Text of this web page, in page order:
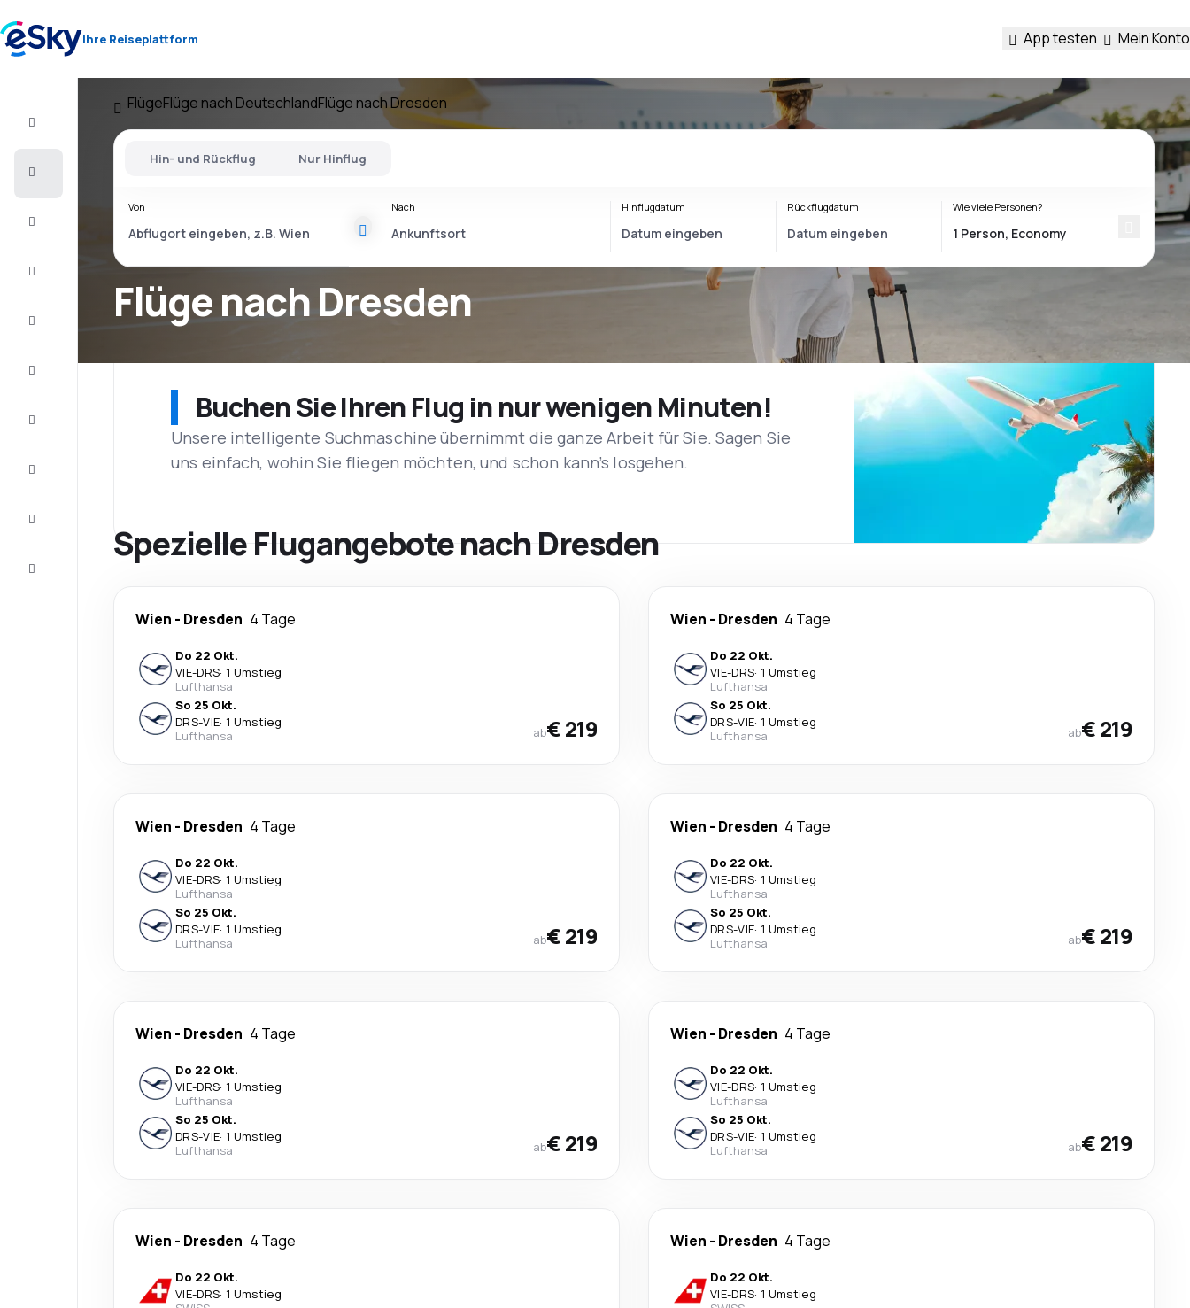
Ihre Reiseplattform App testen Mein Konto
FlügeFlüge nach DeutschlandFlüge nach Dresden
Flüge nach Dresden
Hin- und Rückflug Nur Hinflug
Von Nach Hinflugdatum Rückflugdatum Wie viele Personen?
Buchen Sie Ihren Flug in nur wenigen Minuten!
Unsere intelligente Suchmaschine übernimmt die ganze Arbeit für Sie. Sagen Sie
uns einfach, wohin Sie fliegen möchten, und schon kann’s losgehen.
Spezielle Flugangebote nach Dresden
Wien - Dresden 4 Tage
Do 22 Okt.
VIE-DRS· 1 Umstieg
Lufthansa
So 25 Okt.
DRS-VIE· 1 Umstieg
Lufthansa
ab€ 219
Wien - Dresden 4 Tage
Do 22 Okt.
VIE-DRS· 1 Umstieg
Lufthansa
So 25 Okt.
DRS-VIE· 1 Umstieg
Lufthansa
ab€ 219
Wien - Dresden 4 Tage
Do 22 Okt.
VIE-DRS· 1 Umstieg
Lufthansa
So 25 Okt.
DRS-VIE· 1 Umstieg
Lufthansa
ab€ 219
Wien - Dresden 4 Tage
Do 22 Okt.
VIE-DRS· 1 Umstieg
Lufthansa
So 25 Okt.
DRS-VIE· 1 Umstieg
Lufthansa
ab€ 219
Wien - Dresden 4 Tage
Do 22 Okt.
VIE-DRS· 1 Umstieg
Lufthansa
So 25 Okt.
DRS-VIE· 1 Umstieg
Lufthansa
ab€ 219
Wien - Dresden 4 Tage
Do 22 Okt.
VIE-DRS· 1 Umstieg
Lufthansa
So 25 Okt.
DRS-VIE· 1 Umstieg
Lufthansa
ab€ 219
Wien - Dresden 4 Tage
Do 22 Okt.
VIE-DRS· 1 Umstieg
Wien - Dresden 4 Tage
Do 22 Okt.
VIE-DRS· 1 Umstieg